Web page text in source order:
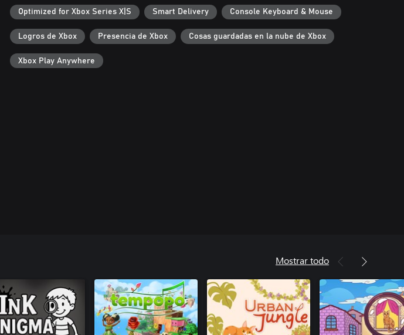
Optimized for Xbox Series X|S Smart Delivery Console Keyboard & Mouse
Logros de Xbox Presencia de Xbox Cosas guardadas en la nube de Xbox
Xbox Play Anywhere
Mostrar todo